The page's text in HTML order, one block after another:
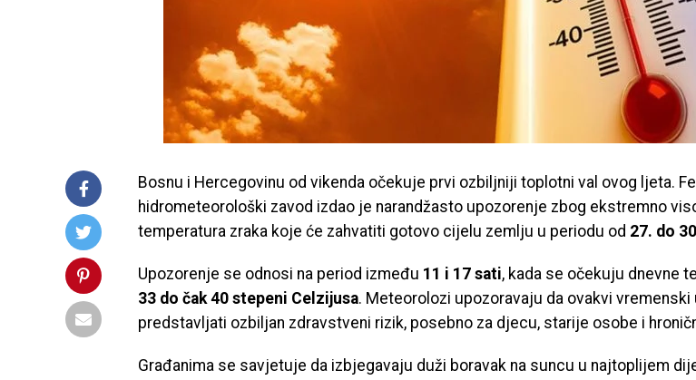
Bosnu i Hercegovinu od vikenda očekuje prvi ozbiljniji toplotni val ovog ljeta.
hidrometeorološki zavod izdao je narandžasto upozorenje zbog ekstremno
temperatura zraka koje će zahvatiti gotovo cijelu zemlju u periodu od 27. do
Upozorenje se odnosi na period između 11 i 17 sati, kada se očekuju dnevne
33 do čak 40 stepeni Celzijusa. Meteorolozi upozoravaju da ovakvi vremenski
predstavljati ozbiljan zdravstveni rizik, posebno za djecu, starije osobe i
Građanima se savjetuje da izbjegavaju duži boravak na suncu u najtoplijem